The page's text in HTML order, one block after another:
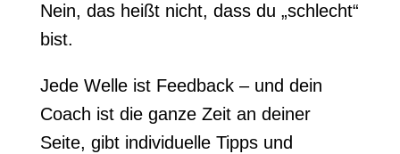
Nein, das heißt nicht, dass du „schlecht“
bist.
Jede Welle ist Feedback – und dein
Coach ist die ganze Zeit an deiner
Seite, gibt individuelle Tipps und